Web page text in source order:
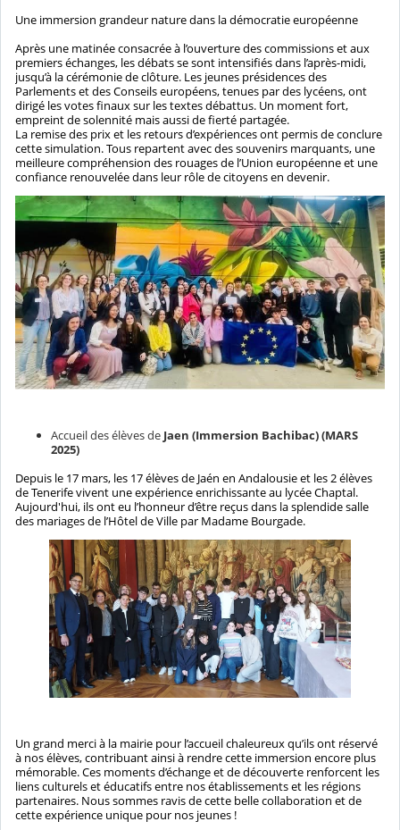
Une immersion grandeur nature dans la démocratie européenne
Après une matinée consacrée à l’ouverture des commissions et aux
premiers échanges, les débats se sont intensifiés dans l’après-midi,
jusqu’à la cérémonie de clôture. Les jeunes présidences des
Parlements et des Conseils européens, tenues par des lycéens, ont
dirigé les votes finaux sur les textes débattus. Un moment fort,
empreint de solennité mais aussi de fierté partagée.
La remise des prix et les retours d’expériences ont permis de conclure
cette simulation. Tous repartent avec des souvenirs marquants, une
meilleure compréhension des rouages de l’Union européenne et une
confiance renouvelée dans leur rôle de citoyens en devenir.
Accueil des élèves de Jaen (Immersion Bachibac) (MARS
2025)
Depuis le 17 mars, les 17 élèves de Jaén en Andalousie et les 2 élèves
de Tenerife vivent une expérience enrichissante au lycée Chaptal.
Aujourd'hui, ils ont eu l’honneur d’être reçus dans la splendide salle
des mariages de l’Hôtel de Ville par Madame Bourgade.
Un grand merci à la mairie pour l’accueil chaleureux qu’ils ont réservé
à nos élèves, contribuant ainsi à rendre cette immersion encore plus
mémorable. Ces moments d’échange et de découverte renforcent les
liens culturels et éducatifs entre nos établissements et les régions
partenaires. Nous sommes ravis de cette belle collaboration et de
cette expérience unique pour nos jeunes !